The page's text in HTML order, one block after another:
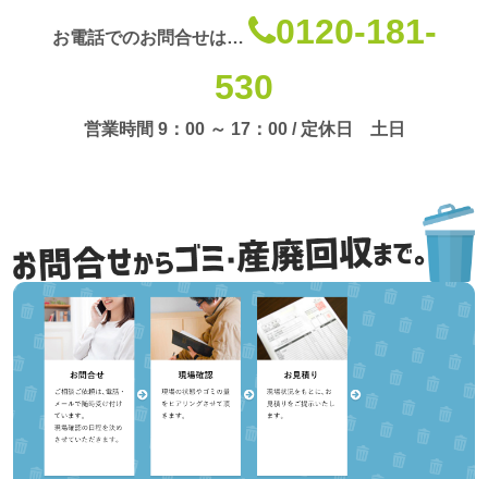
お電話でのお問合せは…
0120-181-
530
営業時間 9：00 ～ 17：00 / 定休日 土日